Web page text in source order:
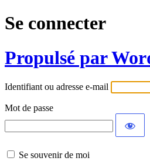
Se connecter
Propulsé par
Identifiant ou adresse e-mail
Mot de passe
Se souvenir de moi